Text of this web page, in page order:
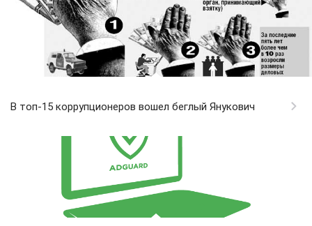
В топ-15 коррупционеров вошел беглый Янукович